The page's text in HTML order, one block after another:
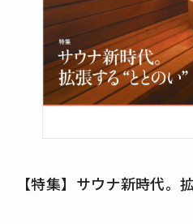
【特集】サウナ新時代。